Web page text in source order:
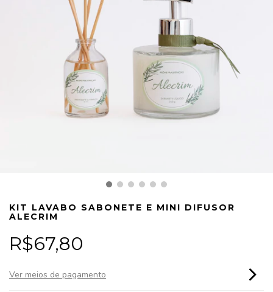
KIT LAVABO SABONETE E MINI DIFUSOR
ALECRIM
R$67,80
Ver meios de pagamento